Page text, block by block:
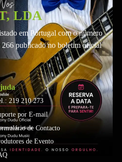
LDA
em Portugal com o número
266 publicado no boletim oficial
219 210 273
por E-mail
de Contacto
de Evento